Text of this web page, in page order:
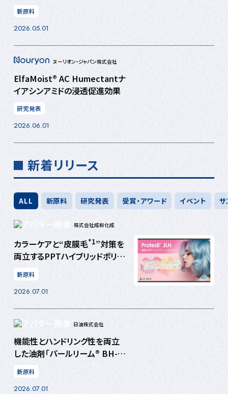
新原料
2026.05.01
ヌーリオン・ジャパン株式会社
ElfaMoist® AC Humectantナ
イアシンアミドの浸透促進効果
研究発表
2026.06.01
新着リリース
ALL 新原料 研究発表 受賞・アワード イベント サ
株式会社成和化成
カラーケアと“皮膜毛*1”対策を
両立するPPTハイブリッドポリマ
髪状態の維持に着目した
「Protesil® JLH」〜
新原料
2026.07.01
日油株式会社
機能性とハンドリング性を両立
した油剤「パールリーム® BH-
新原料
2026.07.01